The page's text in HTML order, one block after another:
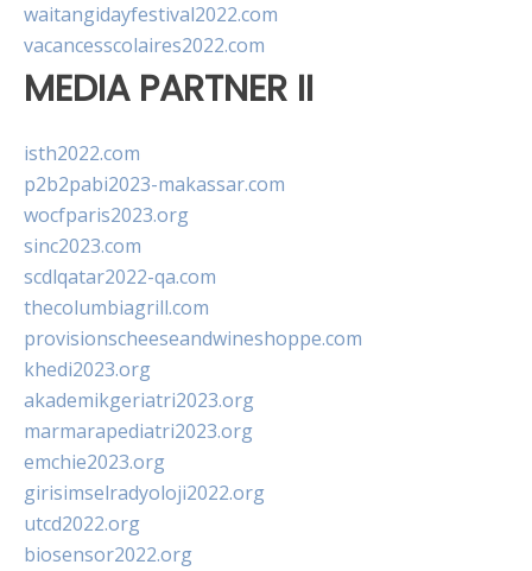
waitangidayfestival2022.com
vacancesscolaires2022.com
MEDIA PARTNER II
isth2022.com
p2b2pabi2023-makassar.com
wocfparis2023.org
sinc2023.com
scdlqatar2022-qa.com
thecolumbiagrill.com
provisionscheeseandwineshoppe.com
khedi2023.org
akademikgeriatri2023.org
marmarapediatri2023.org
emchie2023.org
girisimselradyoloji2022.org
utcd2022.org
biosensor2022.org